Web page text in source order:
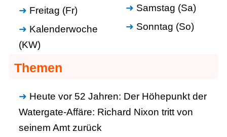
Freitag (Fr)
Kalenderwoche
(KW)
Samstag (Sa)
Sonntag (So)
Themen
Heute vor 52 Jahren: Der Höhepunkt der
Watergate-Affäre: Richard Nixon tritt von
seinem Amt zurück